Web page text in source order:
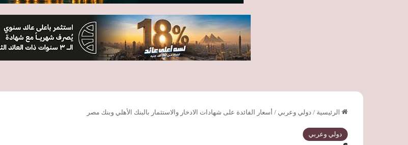
الرئيسية / دولي وعربي / أسعار الفائدة على شهادات الادخار والاستثمار بالبنك الأهلي وبنك مصر
دولي وعربي